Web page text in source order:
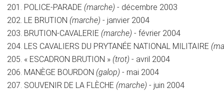
POLICE-PARADE (marche) - décembre 2003
LE BRUTION (marche) - janvier 2004
BRUTION-CAVALERIE (marche) - février 2004
LES CAVALIERS DU PRYTANÉE NATIONAL MILITAIRE
« ESCADRON BRUTION » (trot) - avril 2004
MANÈGE BOURDON (galop) - mai 2004
SOUVENIR DE LA FLÈCHE (marche) - juin 2004